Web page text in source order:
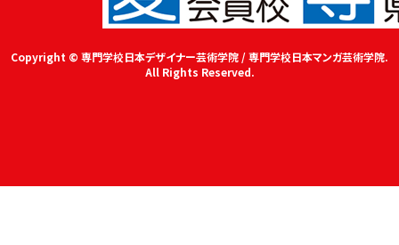
Copyright © 専門学校日本デザイナー芸術学院 / 専門学校日本マンガ芸術学院.
All Rights Reserved.